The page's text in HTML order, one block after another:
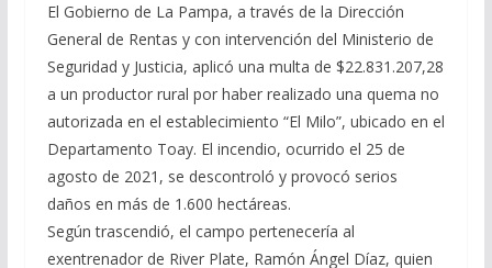
El Gobierno de La Pampa, a través de la Dirección
General de Rentas y con intervención del Ministerio de
Seguridad y Justicia, aplicó una multa de $22.831.207,28
a un productor rural por haber realizado una quema no
autorizada en el establecimiento “El Milo”, ubicado en el
Departamento Toay. El incendio, ocurrido el 25 de
agosto de 2021, se descontroló y provocó serios
daños en más de 1.600 hectáreas.
Según trascendió, el campo pertenecería al
exentrenador de River Plate, Ramón Ángel Díaz, quien